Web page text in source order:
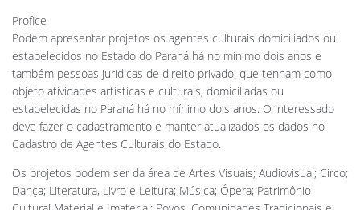
Profice
Podem apresentar projetos os agentes culturais domiciliados ou
estabelecidos no Estado do Paraná há no mínimo dois anos e
também pessoas jurídicas de direito privado, que tenham como
objeto atividades artísticas e culturais, domiciliadas ou
estabelecidas no Paraná há no mínimo dois anos. O interessado
deve fazer o cadastramento e manter atualizados os dados no
Cadastro de Agentes Culturais do Estado.
Os projetos podem ser da área de Artes Visuais; Audiovisual; Circo;
Dança; Literatura, Livro e Leitura; Música; Ópera; Patrimônio